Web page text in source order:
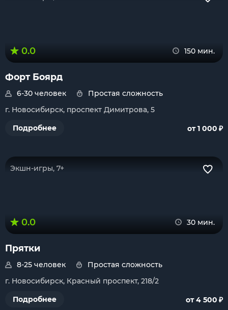
0.0 150 мин.
Форт Боярд
6-30 человек
Простая сложность
г. Новосибирск, проспект Димитрова, 5
Подробнее
от 1 000 ₽
Экшн-игры, 7+
0.0 30 мин.
Прятки
8-25 человек
Простая сложность
г. Новосибирск, Красный проспект, 218/2
Подробнее
от 4 500 ₽